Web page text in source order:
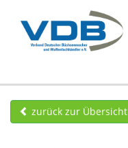
zurück zur Übersicht